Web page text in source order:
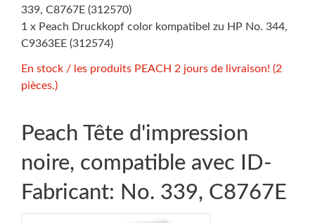
339, C8767E (312570)
1 x Peach Druckkopf color kompatibel zu HP No. 344,
C9363EE (312574)
En stock / les produits PEACH 2 jours de livraison! (2
pièces.)
Peach Tête d'impression
noire, compatible avec ID-
Fabricant: No. 339, C8767E